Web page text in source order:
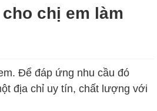
chị em làm
Để đáp ứng nhu cầu đó
địa chỉ uy tín, chất lượng với